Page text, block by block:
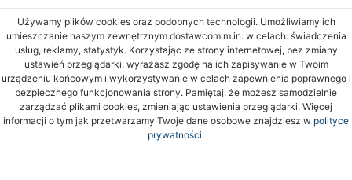
Używamy plików cookies oraz podobnych technologii. Umożliwiamy ich
umieszczanie naszym zewnętrznym dostawcom m.in. w celach: świadczenia
usług, reklamy, statystyk. Korzystając ze strony internetowej, bez zmiany
ustawień przeglądarki, wyrażasz zgodę na ich zapisywanie w Twoim
urządzeniu końcowym i wykorzystywanie w celach zapewnienia poprawnego i
bezpiecznego funkcjonowania strony. Pamiętaj, że możesz samodzielnie
zarządzać plikami cookies, zmieniając ustawienia przeglądarki. Więcej
informacji o tym jak przetwarzamy Twoje dane osobowe znajdziesz w polityce
prywatności.